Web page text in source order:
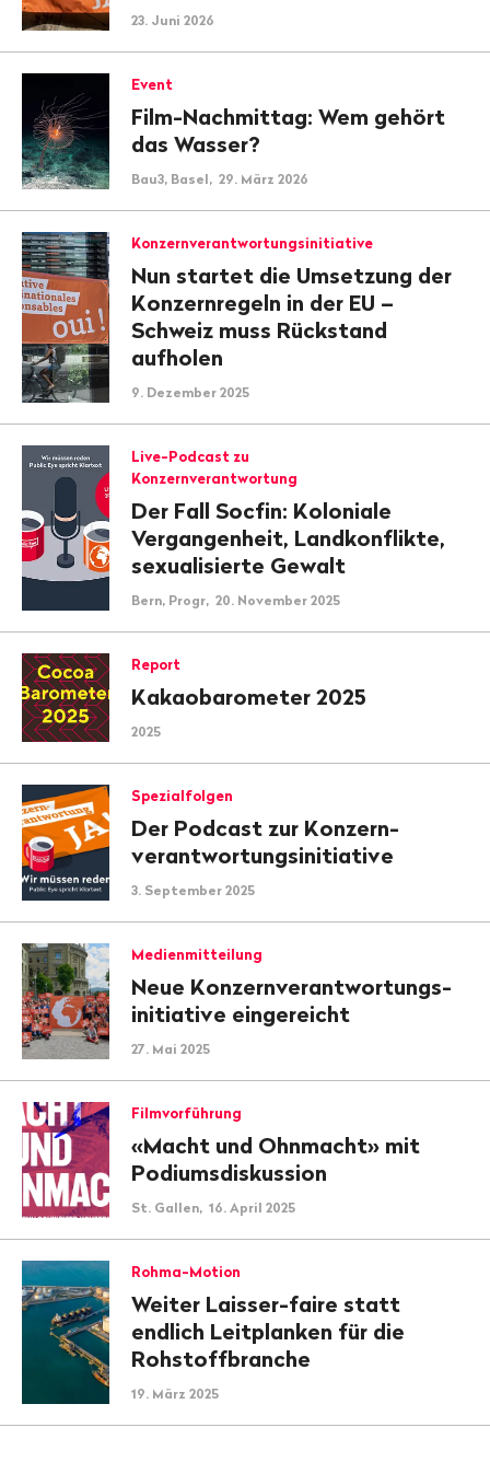
23. Juni 2026
Event
Film-Nachmittag: Wem gehört
das Wasser?
Bau3, Basel, 29. März 2026
Konzernverantwortungsinitiative
Nun startet die Umsetzung der
Konzernregeln in der EU –
Schweiz muss Rückstand
aufholen
9. Dezember 2025
Live-Podcast zu
Konzernverantwortung
Der Fall Socfin: Koloniale
Vergangenheit, Landkonflikte,
sexualisierte Gewalt
Bern, Progr, 20. November 2025
Report
Kakaobarometer 2025
2025
Spezialfolgen
Der Podcast zur Konzern­
verantwortungs­initiative
3. September 2025
Medienmitteilung
Neue Konzern­verant­wortungs­
initiative eingereicht
27. Mai 2025
Filmvorführung
«Macht und Ohnmacht» mit
Podiumsdiskussion
St. Gallen, 16. April 2025
Rohma-Motion
Weiter Laisser-faire statt
endlich Leitplanken für die
Rohstoffbranche
19. März 2025